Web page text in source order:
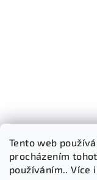
Tento web
procházením
používáním..